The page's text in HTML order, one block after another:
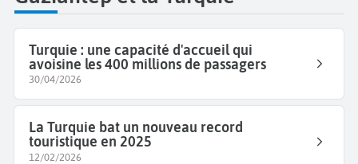
Turquie : une capacité d'accueil qui
avoisine les 400 millions de passagers
30/04/2026
La Turquie bat un nouveau record
touristique en 2025
12/02/2026